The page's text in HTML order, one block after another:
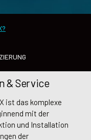
& Service
ist das komplexe
mit der
und Installation
der
und garantiert die
das Ergebnis eines